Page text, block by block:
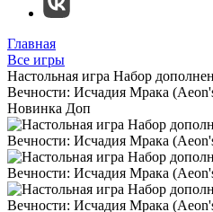
Главная
Все игры
Настольная игра Набор
Вечности: Исчадия Мрака
Новинка Доп